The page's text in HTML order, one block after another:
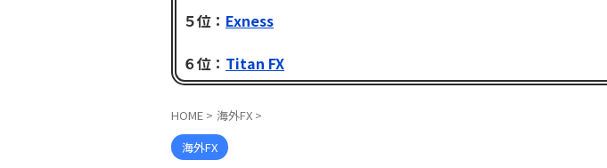
５位： Exness
６位： Titan FX
HOME > 海外FX >
海外FX